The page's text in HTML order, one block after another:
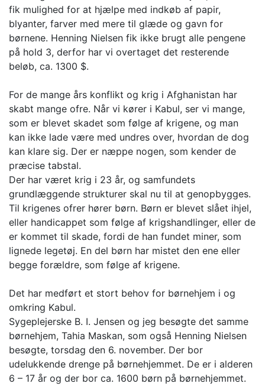
fik mulighed for at hjælpe med indkøb af papir,
blyanter, farver med mere til glæde og gavn for
børnene. Henning Nielsen fik ikke brugt alle pengene
på hold 3, derfor har vi overtaget det resterende
beløb, ca. 1300 $.
For de mange års konflikt og krig i Afghanistan har
skabt mange ofre. Når vi kører i Kabul, ser vi mange,
som er blevet skadet som følge af krigene, og man
kan ikke lade være med undres over, hvordan de dog
kan klare sig. Der er næppe nogen, som kender de
præcise tabstal.
Der har været krig i 23 år, og samfundets
grundlæggende strukturer skal nu til at genopbygges.
Til krigenes ofrer hører børn. Børn er blevet slået ihjel,
eller handicappet som følge af krigshandlinger, eller de
er kommet til skade, fordi de han fundet miner, som
lignede legetøj. En del børn har mistet den ene eller
begge forældre, som følge af krigene.
Det har medført et stort behov for børnehjem i og
omkring Kabul.
Sygeplejerske B. I. Jensen og jeg besøgte det samme
børnehjem, Tahia Maskan, som også Henning Nielsen
besøgte, torsdag den 6. november. Der bor
udelukkende drenge på børnehjemmet. De er i alderen
6 – 17 år og der bor ca. 1600 børn på børnehjemmet.